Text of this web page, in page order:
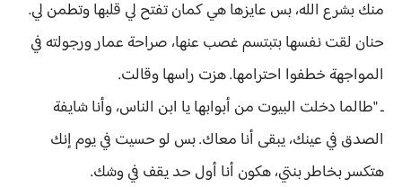
منك بشرع الله، بس عايزها هي كمان تفتح لي قلبها وتطمن لي.
حنان لقت نفسها بتبتسم غصب عنها، صراحة عمار ورجولته في
المواجهة خطفوا احترامها. هزت راسها وقالت.
ـ "طالما دخلت البيوت من أبوابها يا ابن الناس، وأنا شايفة
الصدق في عينك، يبقى أنا معاك. بس لو حسيت في يوم إنك
هتكسر بخاطر بنتي، هكون أنا أول حد يقف في وشك.